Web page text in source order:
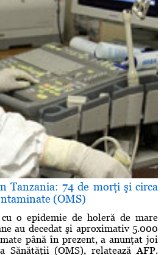
Tanzania: 74 de morţi şi circa
(OMS)
o epidemie de holeră de mare
au decedat şi aproximativ 5.000
până în prezent, a anunţat joi
Sănătăţii (OMS), relatează AFP.